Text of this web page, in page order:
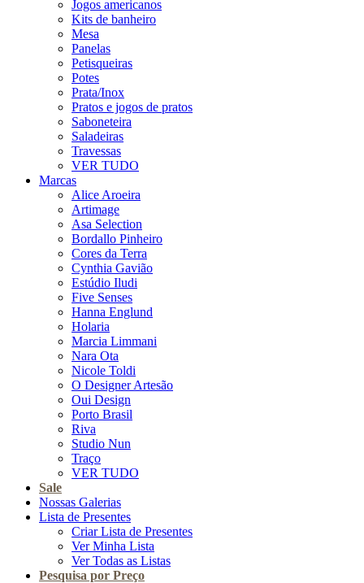
Jogos americanos
Kits de banheiro
Mesa
Panelas
Petisqueiras
Potes
Prata/Inox
Pratos e jogos de pratos
Saboneteira
Saladeiras
Travessas
VER TUDO
Marcas
Alice Aroeira
Artimage
Asa Selection
Bordallo Pinheiro
Cores da Terra
Cynthia Gavião
Estúdio Iludi
Five Senses
Hanna Englund
Holaria
Marcia Limmani
Nara Ota
Nicole Toldi
O Designer Artesão
Oui Design
Porto Brasil
Riva
Studio Nun
Traço
VER TUDO
Sale
Nossas Galerias
Lista de Presentes
Criar Lista de Presentes
Ver Minha Lista
Ver Todas as Listas
Pesquisa por Preço